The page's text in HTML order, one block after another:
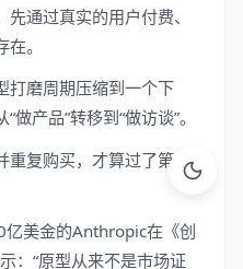
通过真实的用户付费、
。
打磨周期压缩到一个下
做产品”转移到“做访谈”。
重复购买，才算过了第一
亿美金的Anthropic在《创
：“原型从来不是市场证